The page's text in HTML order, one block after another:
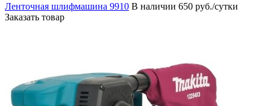
Ленточная шлифмашина 9910 В наличии 650 руб./сутки
Заказать товар